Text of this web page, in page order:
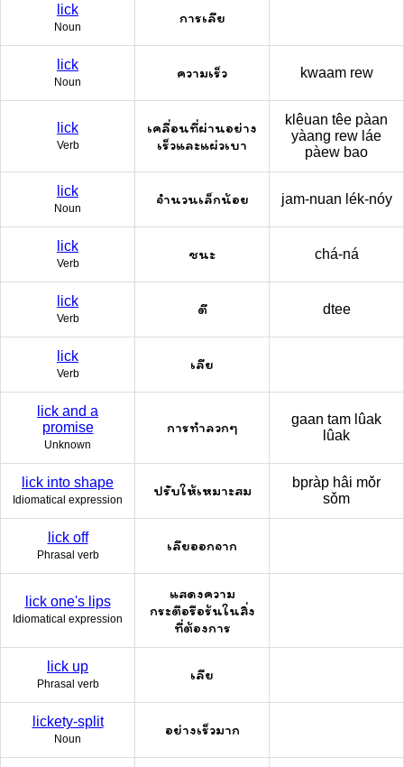
lick
Noun
การเลีย
lick
Noun
ความเร็ว kwaam rew
lick
Verb
เคลื่อนที่ผ่านอย่าง
เร็วและแผ่วเบา
klêuan têe pàan
yàang rew láe
pàew bao
lick
Noun
จำนวนเล็กน้อย jam-nuan lék-nóy
lick
Verb
ชนะ chá-ná
lick
Verb
ตี dtee
lick
Verb
เลีย
lick and a
promise
Unknown
การทำลวกๆ
gaan tam lûak
lûak
lick into shape
Idiomatical expression
ปรับให้เหมาะสม
bpràp hâi mǒr
sǒm
lick off
Phrasal verb
เลียออกจาก
lick one's lips
Idiomatical expression
แสดงความ
กระตือรือร้นในสิ่ง
ที่ต้องการ
lick up
Phrasal verb
เลีย
lickety-split
Noun
อย่างเร็วมาก